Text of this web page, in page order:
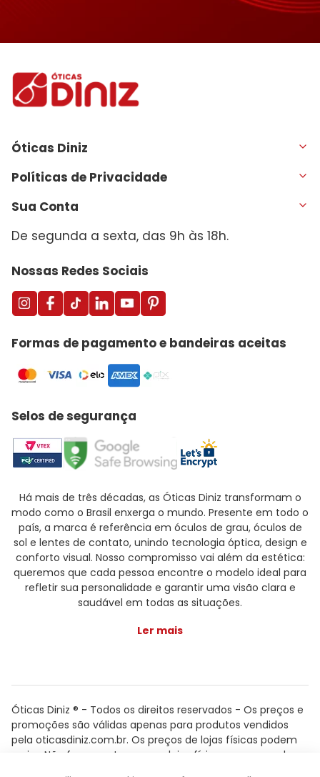
Óticas Diniz
Políticas de Privacidade
Sua Conta
De segunda a sexta, das 9h às 18h.
Nossas Redes Sociais
Formas de pagamento e bandeiras aceitas
Selos de segurança
Há mais de três décadas, as Óticas Diniz transformam o
modo como o Brasil enxerga o mundo. Presente em todo o
país, a marca é referência em óculos de grau, óculos de
sol e lentes de contato, unindo tecnologia óptica, design e
conforto visual. Nosso compromisso vai além da estética:
queremos que cada pessoa encontre o modelo ideal para
refletir sua personalidade e garantir uma visão clara e
saudável em todas as situações.
Ler mais
Óticas Diniz ® - Todos os direitos reservados - Os preços e
promoções são válidas apenas para produtos vendidos
pela oticasdiniz.com.br. Os preços de lojas físicas podem
variar. Não fazemos trocas em lojas físicas, apenas pelo